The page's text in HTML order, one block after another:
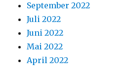
September 2022
Juli 2022
Juni 2022
Mai 2022
April 2022